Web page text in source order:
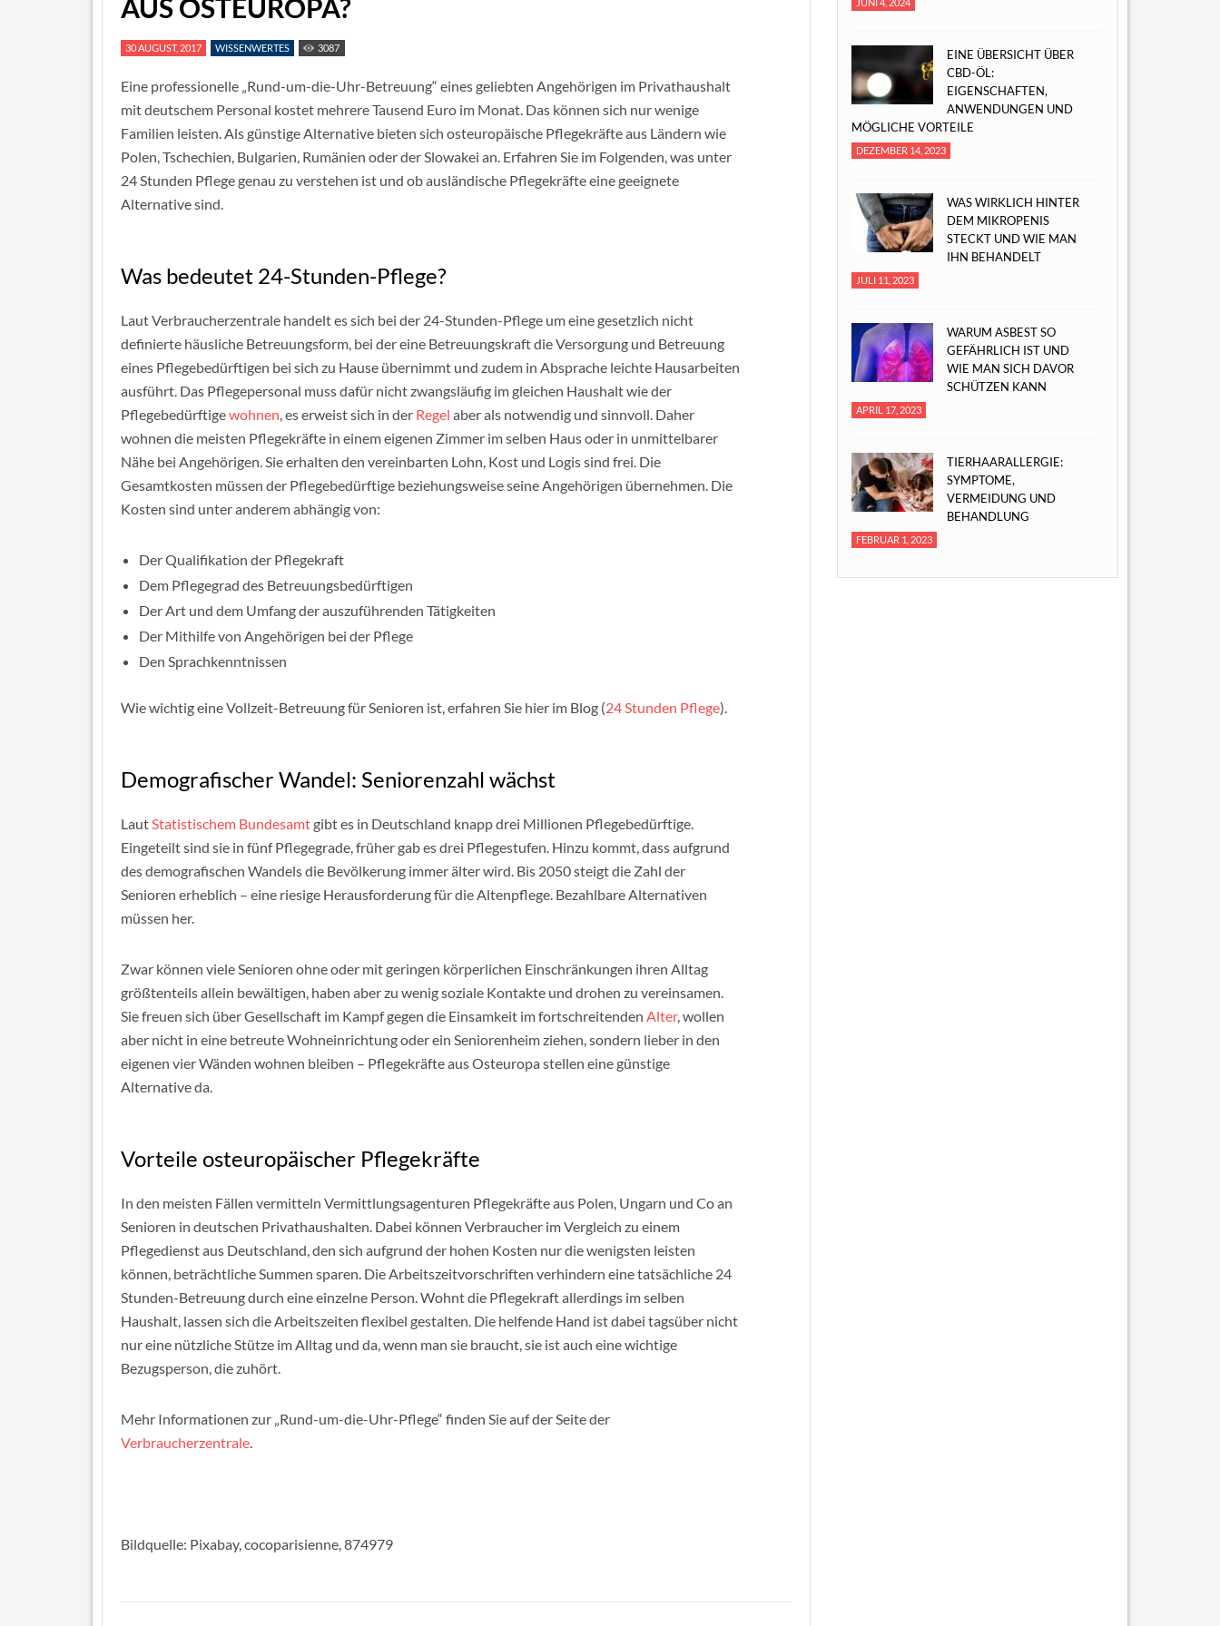
AUS OSTEUROPA?
30 AUGUST, 2017 WISSENWERTES 3087
Eine professionelle „Rund-um-die-Uhr-Betreuung“ eines geliebten Angehörigen im Privathaushalt
mit deutschem Personal kostet mehrere Tausend Euro im Monat. Das können sich nur wenige
Familien leisten. Als günstige Alternative bieten sich osteuropäische Pflegekräfte aus Ländern wie
Polen, Tschechien, Bulgarien, Rumänien oder der Slowakei an. Erfahren Sie im Folgenden, was unter
24 Stunden Pflege genau zu verstehen ist und ob ausländische Pflegekräfte eine geeignete
Alternative sind.
Was bedeutet 24-Stunden-Pflege?
Laut Verbraucherzentrale handelt es sich bei der 24-Stunden-Pflege um eine gesetzlich nicht
definierte häusliche Betreuungsform, bei der eine Betreuungskraft die Versorgung und Betreuung
eines Pflegebedürftigen bei sich zu Hause übernimmt und zudem in Absprache leichte Hausarbeiten
ausführt. Das Pflegepersonal muss dafür nicht zwangsläufig im gleichen Haushalt wie der
Pflegebedürftigewohnen, es erweist sich in der Regel aber als notwendig und sinnvoll. Daher
wohnen die meisten Pflegekräfte in einem eigenen Zimmer im selben Haus oder in unmittelbarer
Nähe bei Angehörigen. Sie erhalten den vereinbarten Lohn, Kost und Logis sind frei. Die
Gesamtkosten müssen der Pflegebedürftige beziehungsweise seine Angehörigen übernehmen. Die
Kosten sind unter anderem abhängig von:
Der Qualifikation der Pflegekraft
Dem Pflegegrad des Betreuungsbedürftigen
Der Art und dem Umfang der auszuführenden Tätigkeiten
Der Mithilfe von Angehörigen bei der Pflege
Den Sprachkenntnissen
Wie wichtig eine Vollzeit-Betreuung für Senioren ist, erfahren Sie hier im Blog (24 Stunden Pflege).
Demografischer Wandel: Seniorenzahl wächst
LautStatistischem Bundesamtgibt es in Deutschland knapp drei Millionen Pflegebedürftige.
Eingeteilt sind sie in fünf Pflegegrade, früher gab es drei Pflegestufen. Hinzu kommt, dass aufgrund
des demografischen Wandels die Bevölkerung immer älter wird. Bis 2050 steigt die Zahl der
Senioren erheblich – eine riesige Herausforderung für die Altenpflege. Bezahlbare Alternativen
müssen her.
Zwar können viele Senioren ohne oder mit geringen körperlichen Einschränkungen ihren Alltag
größtenteils allein bewältigen, haben aber zu wenig soziale Kontakte und drohen zu vereinsamen.
Sie freuen sich über Gesellschaft im Kampf gegen die Einsamkeit im fortschreitenden Alter, wollen
aber nicht in eine betreute Wohneinrichtung oder ein Seniorenheim ziehen, sondern lieber in den
eigenen vier Wänden wohnen bleiben – Pflegekräfte aus Osteuropa stellen eine günstige
Alternative da.
Vorteile osteuropäischer Pflegekräfte
In den meisten Fällen vermitteln Vermittlungsagenturen Pflegekräfte aus Polen, Ungarn und Co an
Senioren in deutschen Privathaushalten. Dabei können Verbraucher im Vergleich zu einem
Pflegedienst aus Deutschland, den sich aufgrund der hohen Kosten nur die wenigsten leisten
können, beträchtliche Summen sparen. Die Arbeitszeitvorschriften verhindern eine tatsächliche 24
Stunden-Betreuung durch eine einzelne Person. Wohnt die Pflegekraft allerdings im selben
Haushalt, lassen sich die Arbeitszeiten flexibel gestalten. Die helfende Hand ist dabei tagsüber nicht
nur eine nützliche Stütze im Alltag und da, wenn man sie braucht, sie ist auch eine wichtige
Bezugsperson, die zuhört.
Mehr Informationen zur „Rund-um-die-Uhr-Pflege“ finden Sie auf der Seite der
Verbraucherzentrale.
Bildquelle: Pixabay, cocoparisienne, 874979
EINE ÜBERSICHT ÜBER
CBD-ÖL:
EIGENSCHAFTEN,
ANWENDUNGEN UND
MÖGLICHE VORTEILE
DEZEMBER 14, 2023
WAS WIRKLICH HINTER
DEM MIKROPENIS
STECKT UND WIE MAN
IHN BEHANDELT
JULI 11, 2023
WARUM ASBEST SO
GEFÄHRLICH IST UND
WIE MAN SICH DAVOR
SCHÜTZEN KANN
APRIL 17, 2023
TIERHAARALLERGIE:
SYMPTOME,
VERMEIDUNG UND
BEHANDLUNG
FEBRUAR 1, 2023